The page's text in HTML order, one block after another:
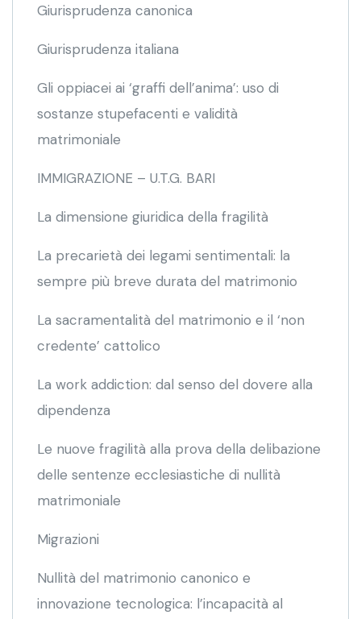
Giurisprudenza canonica
Giurisprudenza italiana
Gli oppiacei ai ‘graffi dell’anima’: uso di
sostanze stupefacenti e validità
matrimoniale
IMMIGRAZIONE – U.T.G. BARI
La dimensione giuridica della fragilità
La precarietà dei legami sentimentali: la
sempre più breve durata del matrimonio
La sacramentalità del matrimonio e il ‘non
credente’ cattolico
La work addiction: dal senso del dovere alla
dipendenza
Le nuove fragilità alla prova della delibazione
delle sentenze ecclesiastiche di nullità
matrimoniale
Migrazioni
Nullità del matrimonio canonico e
innovazione tecnologica: l’incapacità al